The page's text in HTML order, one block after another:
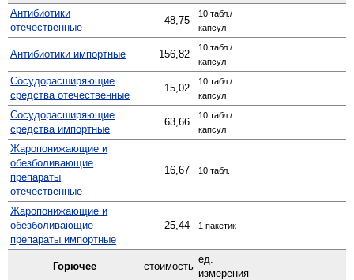
Антибиотики
отечественные
48,75
10 табл./
капсул
Антибиотики импортные 156,82
10 табл./
капсул
Сосудо­расширяющие
средства отечественные
15,02
10 табл./
капсул
Сосуд­орасширяющие
средства импортные
63,66
10 табл./
капсул
Жаро­понижающие и
обезболивающие
препараты
отечественные
16,67 10 табл.
Жаро­понижающие и
обезболивающие
препараты импортные
25,44 1 пакетик
Горючее стоимость
ед.
измерения